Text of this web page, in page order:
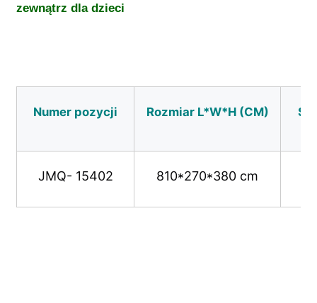
Niestandardowe slajdy do zabawy
zewnątrz dla dzieci
Numer pozycji Rozmiar L*W*H (CM)
JMQ- 15402 810*270*380 cm